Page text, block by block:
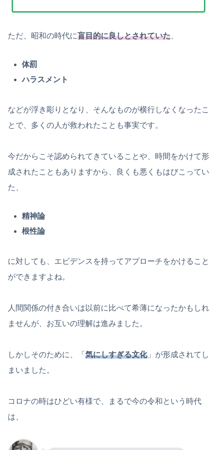
ただ、昭和の時代に盲目的に良しとされていた
体罰
ハラスメント
などが浮き彫りとなり、そんなものが横行しなくなったこ
とで、多くの人が救われたことも事実です。
今だからこそ認められてきていることや、時間をかけて形
成されたこともありますから、良くも悪くもはびこってい
た、
精神論
根性論
に対しても、エビデンスを持ってアプローチをかけること
ができますよね。
人間関係の付き合いは以前に比べて希薄になったかもしれ
ませんが、お互いの理解は進みました。
しかしそのために、「 気にしすぎる文化」が形成されてし
まいました。
コロナの時はひどい有様で、まるで今の令和という時代
は、